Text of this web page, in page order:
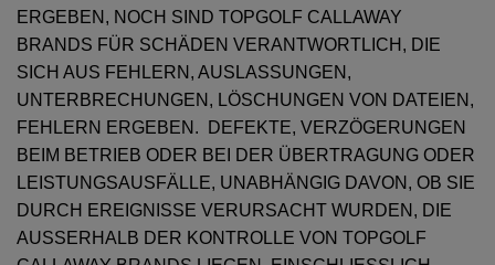
ERGEBEN, NOCH SIND TOPGOLF CALLAWAY
BRANDS FÜR SCHÄDEN VERANTWORTLICH, DIE
SICH AUS FEHLERN, AUSLASSUNGEN,
UNTERBRECHUNGEN, LÖSCHUNGEN VON DATEIEN,
FEHLERN ERGEBEN. DEFEKTE, VERZÖGERUNGEN
BEIM BETRIEB ODER BEI DER ÜBERTRAGUNG ODER
LEISTUNGSAUSFÄLLE, UNABHÄNGIG DAVON, OB SIE
DURCH EREIGNISSE VERURSACHT WURDEN, DIE
AUSSERHALB DER KONTROLLE VON TOPGOLF